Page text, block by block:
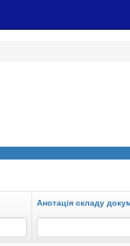
Анотація складу